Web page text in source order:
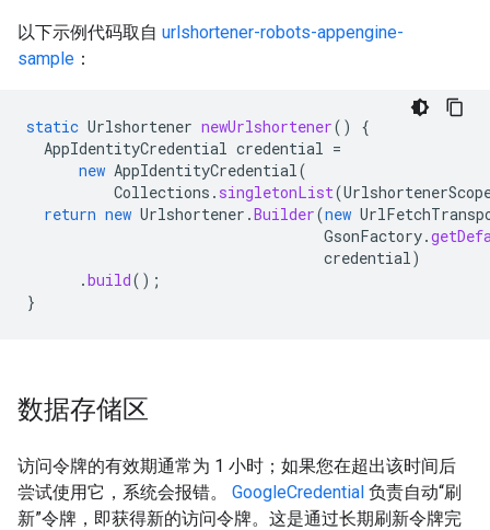
以下示例代码取自 urlshortener-robots-appengine-
sample ：
static Urlshortener newUrlshortener()
{
AppIdentityCredential credential =
new AppIdentityCredential(
Collections . singletonList(
return new Urlshortener .Builder(new
GsonFactory.
credential)
.build();
}
数据存储区
访问令牌的有效期通常为 1 小时；如果您在超出该时间后
尝试使用它，系统会报错。 GoogleCredential 负责自动“刷
新”令牌，即获得新的访问令牌。这是通过长期刷新令牌完